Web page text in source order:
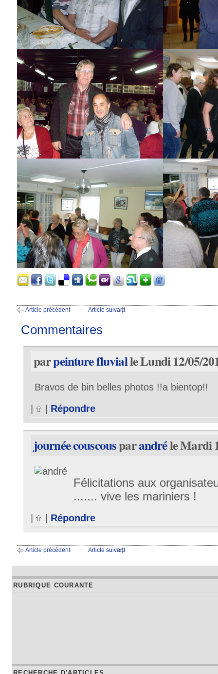
Article précédent Article suivant
Commentaires
parpeinture fluvialle Lundi 12/05/
Bravos de bin belles photos !!a bientop!!
Répondre
journée couscousparandréle Mardi
Félicitations aux
....... vive les mariniers !
Répondre
Article précédent Article suivant
RUBRIQUE COURANTE